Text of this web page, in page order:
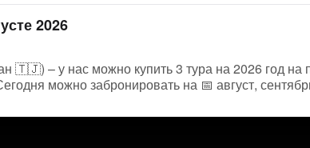
2026
🇹🇯) – у нас можно купить 3 тура на 2026 год на
можно забронировать на 📅 август,